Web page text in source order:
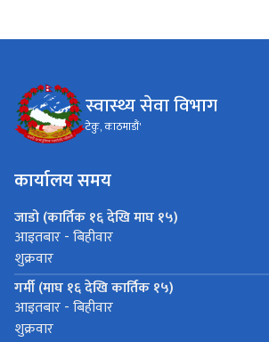
स्वास्थ्य सेवा विभाग
टेकु, काठमाडौं'
कार्यालय समय
जाडो (कार्तिक १६ देखि माघ १५)
आइतबार - बिहीवार
शुक्रवार
गर्मी (माघ १६ देखि कार्तिक १५)
आइतबार - बिहीवार
शुक्रवार